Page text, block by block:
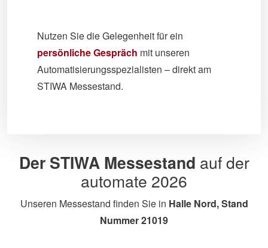
Nutzen Sie die Gelegenheit für ein
persönliche Gespräch mit unseren
Automatisierungsspezialisten – direkt am
STIWA Messestand.
Der STIWA Messestand auf der
automate 2026
Unseren Messestand finden Sie in Halle Nord,Stand
Nummer 21019